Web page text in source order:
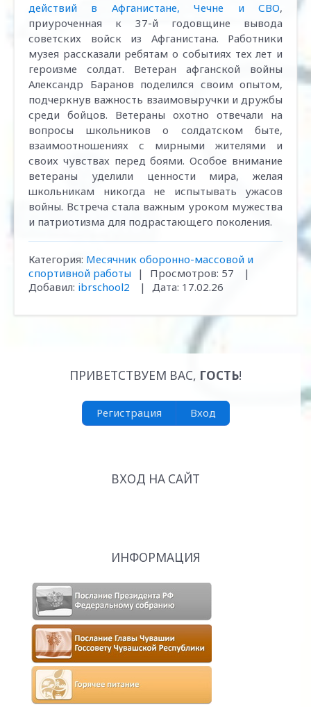
действий в Афганистане, Чечне и СВО,
приуроченная к 37-й годовщине вывода
советских войск из Афганистана. Работники
музея рассказали ребятам о событиях тех лет и
героизме солдат. Ветеран афганской войны
Александр Баранов поделился своим опытом,
подчеркнув важность взаимовыручки и дружбы
среди бойцов. Ветераны охотно отвечали на
вопросы школьников о солдатском быте,
взаимоотношениях с мирными жителями и
своих чувствах перед боями. Особое внимание
ветераны уделили ценности мира, желая
школьникам никогда не испытывать ужасов
войны. Встреча стала важным уроком мужества
и патриотизма для подрастающего поколения.
Категория: Месячник оборонно-массовой и
спортивной работы
| Просмотров: 57
|
Добавил: ibrschool2 | Дата: 17.02.26
ПРИВЕТСТВУЕМ ВАС, ГОСТЬ!
Регистрация Вход
ВХОД НА САЙТ
ИНФОРМАЦИЯ